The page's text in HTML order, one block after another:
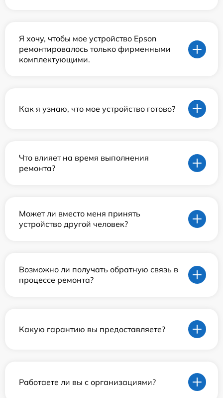
Я хочу, чтобы мое устройство Epson
ремонтировалось только фирменными
комплектующими.
Как я узнаю, что мое устройство готово?
Что влияет на время выполнения
ремонта?
Может ли вместо меня принять
устройство другой человек?
Возможно ли получать обратную связь в
процессе ремонта?
Какую гарантию вы предоставляете?
Работаете ли вы с организациями?